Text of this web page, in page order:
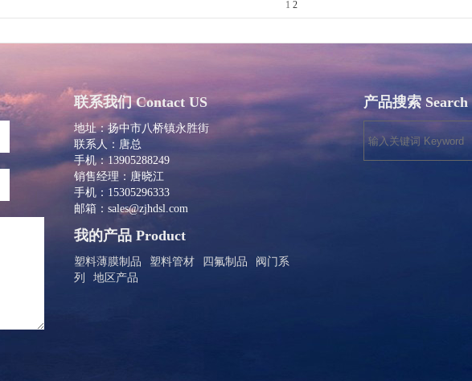
1 2
联系我们 Contact US
地址：扬中市八桥镇永胜街
联系人：唐总
手机：13905288249
销售经理：唐晓江
手机：15305296333
邮箱：sales@zjhdsl.com
我的产品 Product
塑料薄膜制品 塑料管材 四氟制品
阀门系
列
地区产品
产品搜索 Search